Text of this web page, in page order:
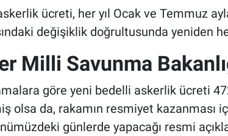
ücreti, her yıl Ocak ve Temmuz
değişiklik doğrultusunda yeniden
Milli Savunma
göre yeni bedelli askerlik ücreti
olsa da, rakamın resmiyet kazanması
günlerde yapacağı resmi